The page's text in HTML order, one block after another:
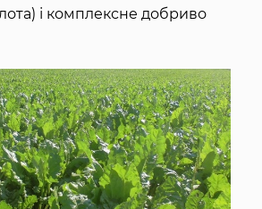
і комплексне добриво